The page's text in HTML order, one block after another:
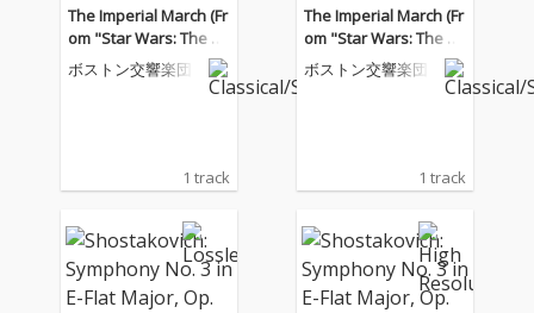
The Imperial March (Fr
om "Star Wars: The E
mpire Strikes Back" / L
ive)
ボストン交響楽団
1 track
The Imperial March (Fr
om "Star Wars: The E
mpire Strikes Back" / L
ive)
ボストン交響楽団
1 track